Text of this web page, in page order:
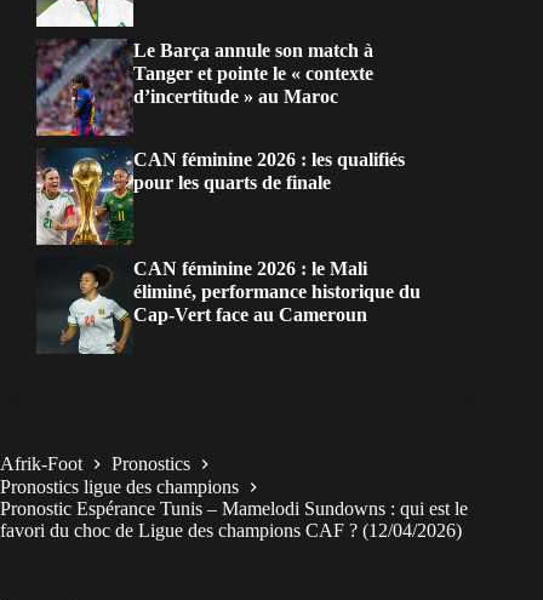
Le Barça annule son match à
Tanger et pointe le « contexte
d’incertitude » au Maroc
CAN féminine 2026 : les qualifiés
pour les quarts de finale
CAN féminine 2026 : le Mali
éliminé, performance historique du
Cap-Vert face au Cameroun
Afrik-Foot
Pronostics
Pronostics ligue des champions
Pronostic Espérance Tunis – Mamelodi Sundowns : qui est le
favori du choc de Ligue des champions CAF ? (12/04/2026)